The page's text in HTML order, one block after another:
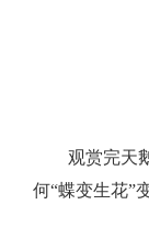
观赏完天
何“蝶变生花”